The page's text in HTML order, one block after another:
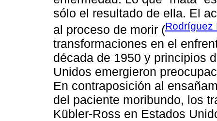
sólo el resultado de ella. El
al proceso de morir (Rodríguez
transformaciones en el
década de 1950 y principios
Unidos emergieron
En contraposición al
del paciente moribundo, los
Kübler-Ross en Estados